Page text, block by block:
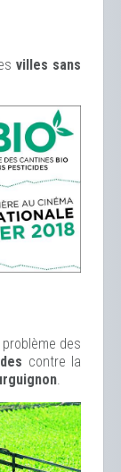
villes sans
des
contre la
.